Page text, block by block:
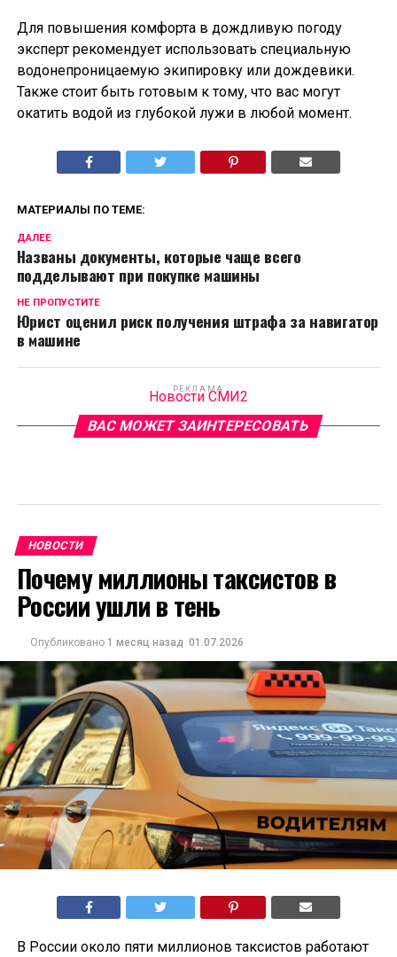
Для повышения комфорта в дождливую погоду
эксперт рекомендует использовать специальную
водонепроницаемую экипировку или дождевики.
Также стоит быть готовым к тому, что вас могут
окатить водой из глубокой лужи в любой момент.
МАТЕРИАЛЫ ПО ТЕМЕ:
ДАЛЕЕ
Названы документы, которые чаще всего
подделывают при покупке машины
НЕ ПРОПУСТИТЕ
Юрист оценил риск получения штрафа за навигатор
в машине
РЕКЛАМА
Новости СМИ2
ВАС МОЖЕТ ЗАИНТЕРЕСОВАТЬ
НОВОСТИ
Почему миллионы таксистов в
России ушли в тень
Опубликовано 1 месяц назад 01.07.2026
В России около пяти миллионов таксистов работают